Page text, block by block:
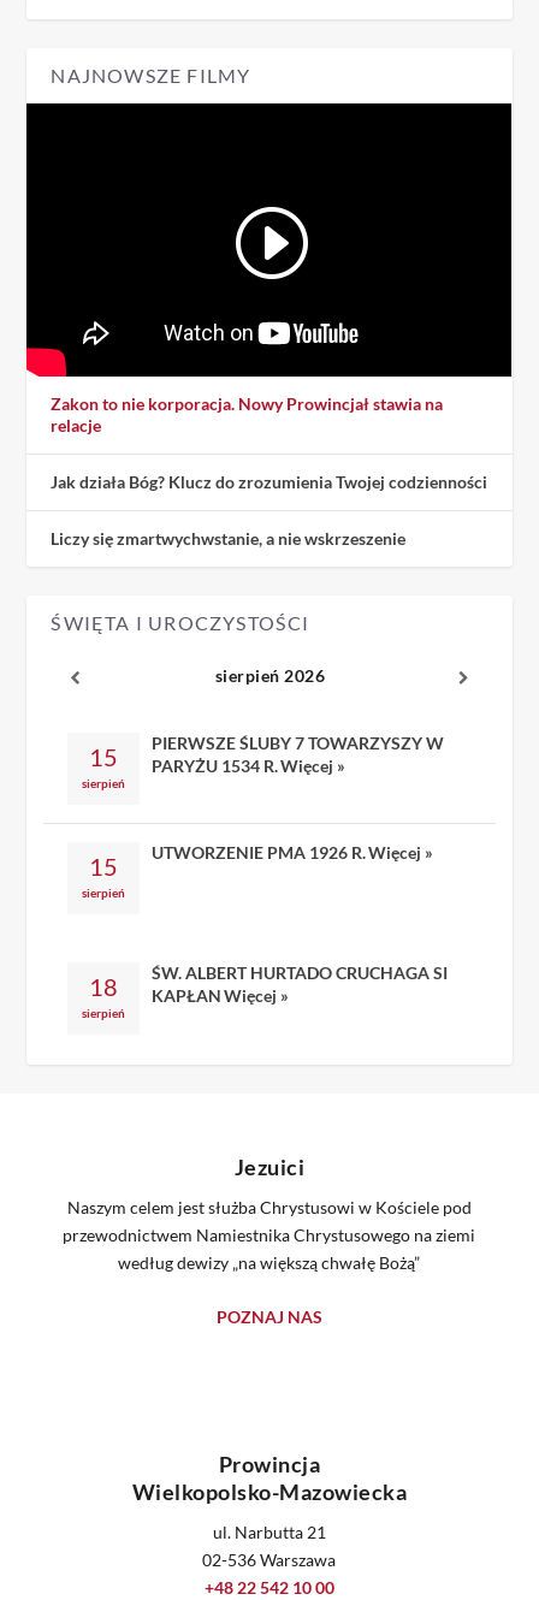
NAJNOWSZE FILMY
Zakon to nie korporacja. Nowy Prowincjał stawia na
relacje
Jak działa Bóg? Klucz do zrozumienia Twojej codzienności
Liczy się zmartwychwstanie, a nie wskrzeszenie
ŚWIĘTA I UROCZYSTOŚCI
sierpień 2026
15
sierpień
PIERWSZE ŚLUBY 7 TOWARZYSZY W
PARYŻU 1534 R.Więcej »
15
sierpień
UTWORZENIE PMA 1926 R.Więcej »
18
sierpień
ŚW. ALBERT HURTADO CRUCHAGA SI
KAPŁAN Więcej »
Jezuici
Naszym celem jest służba Chrystusowi w Kościele pod
przewodnictwem Namiestnika Chrystusowego na ziemi
według dewizy „na większą chwałę Bożą”
POZNAJ NAS
Prowincja
Wielkopolsko-Mazowiecka
ul. Narbutta 21
02-536 Warszawa
+48 22 542 10 00